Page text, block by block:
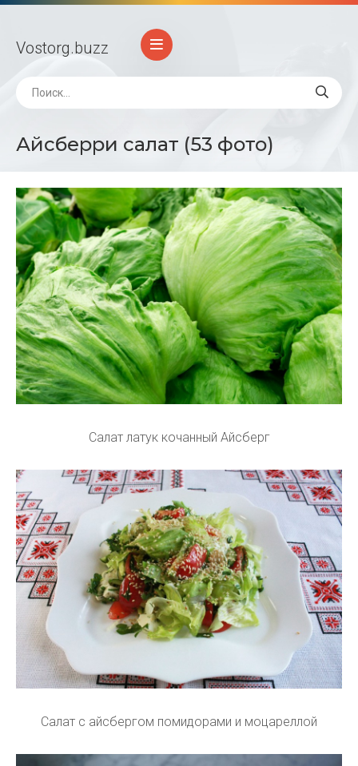
Vostorg.buzz
Айсберри салат (53 фото)
Салат латук кочанный Айсберг
Салат с айсбергом помидорами и моцареллой